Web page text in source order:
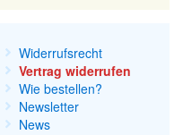
Widerrufsrecht
Vertrag widerrufen
Wie bestellen?
Newsletter
News